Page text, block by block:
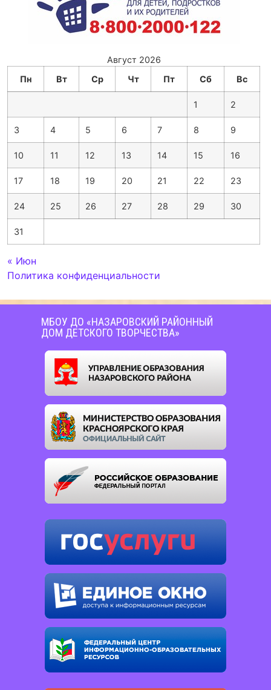
Август 2026
Пн
Вт Ср Чт Пт Сб Вс
1 2
3 4 5 6 7 8 9
10 11 12 13 14 15 16
17 18 19 20 21 22 23
24 25 26 27 28 29 30
31
« Июн
Политика конфиденциальности
МБОУ ДО «НАЗАРОВСКИЙ РАЙОННЫЙ
ДОМ ДЕТСКОГО ТВОРЧЕСТВА»